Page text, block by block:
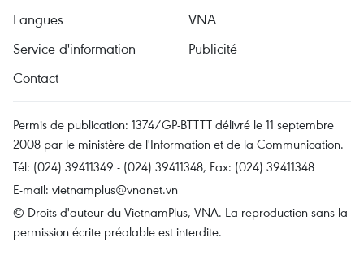
Langues
VNA
Service d'information
Publicité
Contact
Permis de publication: 1374/GP-BTTTT délivré le 11 septembre
2008 par le ministère de l'Information et de la Communication.
Tél: (024) 39411349 - (024) 39411348, Fax: (024) 39411348
E-mail: vietnamplus@vnanet.vn
© Droits d'auteur du VietnamPlus, VNA. La reproduction sans la
permission écrite préalable est interdite.